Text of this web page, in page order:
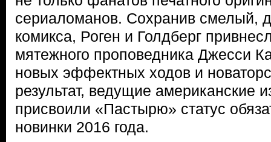
сериаломанов. Сохранив смелый,
комикса, Роген и Голдберг
мятежного проповедника Джесси
новых эффектных ходов и
результат, ведущие американские
присвоили «Пастырю» статус
новинки 2016 года.